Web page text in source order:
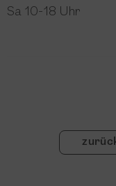
Sa 10-18 Uhr